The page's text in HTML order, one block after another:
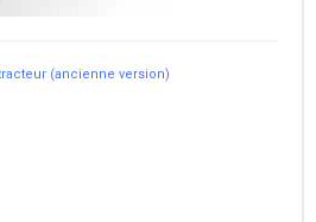
(ancienne version)